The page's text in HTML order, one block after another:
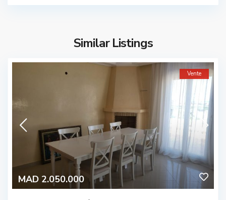
Similar Listings
MAD 2.050.000
Vente